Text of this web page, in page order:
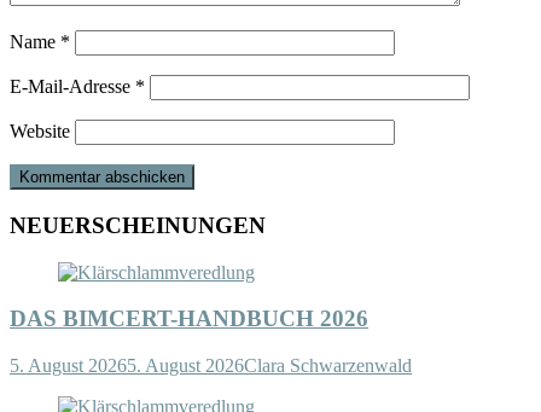
Name *
E-Mail-Adresse *
Website
NEUERSCHEINUNGEN
DAS BIMCERT-HANDBUCH 2026
5. August 20265. August 2026Clara Schwarzenwald